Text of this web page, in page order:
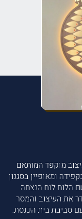
מוקפד המותאם
ומאופיין בסגנון
הלוח לוח הנצחה
את העיצוב והמסר
עם סביבת בית הכנסת.